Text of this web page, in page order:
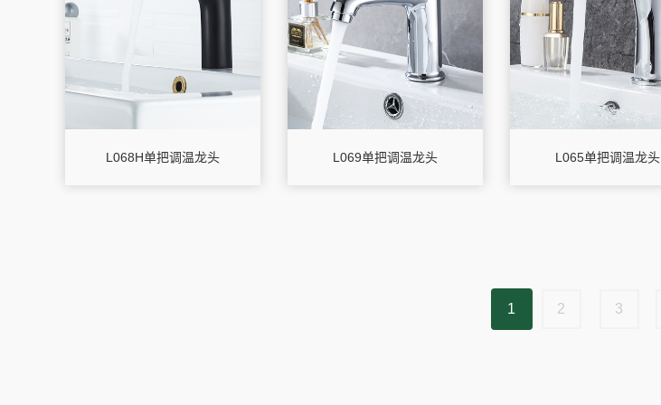
L068H单把调温龙头 L069单把调温龙头 L065单把调温龙头
1 2 3